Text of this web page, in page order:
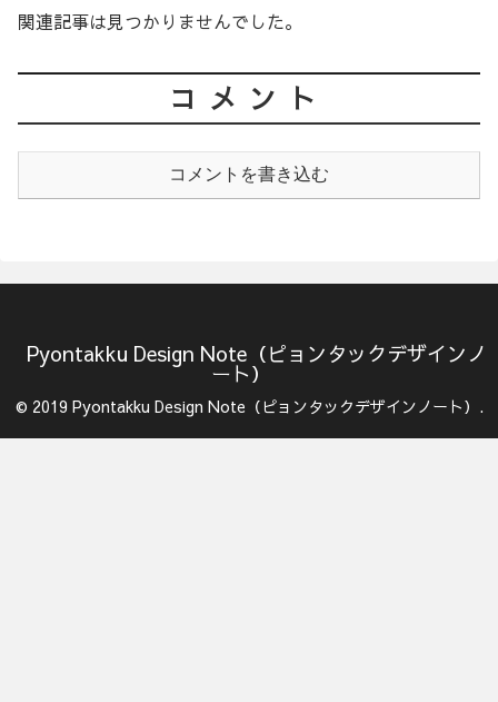
関連記事は見つかりませんでした。
コメント
コメントを書き込む
Pyontakku Design Note（ピョンタックデザインノ
ート）
© 2019 Pyontakku Design Note（ピョンタックデザインノート）.